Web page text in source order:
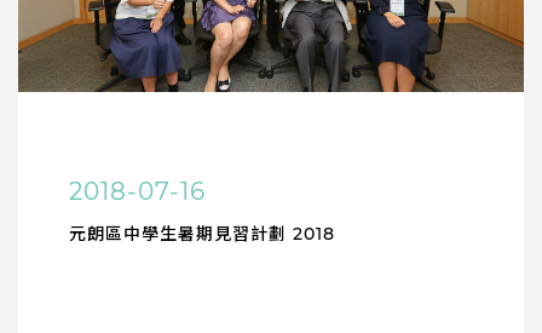
2018-07-16
元朗區中學生暑期見習計劃 2018